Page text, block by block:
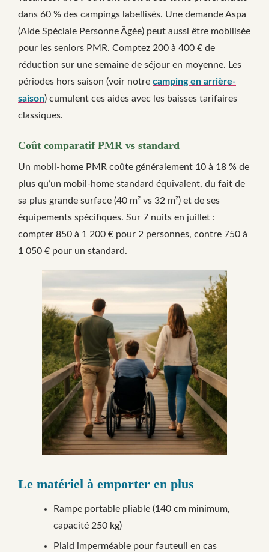
dans 60 % des campings labellisés. Une demande Aspa
(Aide Spéciale Personne Âgée) peut aussi être mobilisée
pour les seniors PMR. Comptez 200 à 400 € de
réduction sur une semaine de séjour en moyenne. Les
périodes hors saison (voir notre camping en arrière-
saison) cumulent ces aides avec les baisses tarifaires
classiques.
Coût comparatif PMR vs standard
Un mobil-home PMR coûte généralement 10 à 18 % de
plus qu’un mobil-home standard équivalent, du fait de
sa plus grande surface (40 m² vs 32 m²) et de ses
équipements spécifiques. Sur 7 nuits en juillet :
compter 850 à 1 200 € pour 2 personnes, contre 750 à
1 050 € pour un standard.
Le matériel à emporter en plus
Rampe portable pliable (140 cm minimum,
capacité 250 kg)
Plaid imperméable pour fauteuil en cas